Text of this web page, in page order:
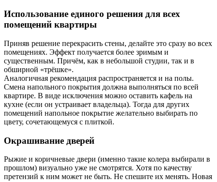
Использование единого решения для всех
помещений квартиры
Приняв решение перекрасить стены, делайте это сразу во всех
помещениях. Эффект получается более зримым и
существенным. Причём, как в небольшой студии, так и в
обширной «трёшке».
Аналогичная рекомендация распространяется и на полы.
Смена напольного покрытия должна выполняться по всей
квартире. В виде исключения можно оставить кафель на
кухне (если он устраивает владельца). Тогда для других
помещений напольное покрытие желательно выбирать по
цвету, сочетающемуся с плиткой.
Окрашивание дверей
Рыжие и коричневые двери (именно такие колера выбирали в
прошлом) визуально уже не смотрятся. Хотя по качеству
претензий к ним может не быть. Не спешите их менять. Новая